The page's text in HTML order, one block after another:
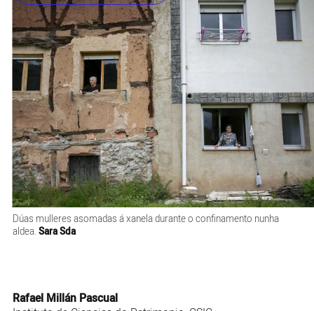
Dúas mulleres asomadas á xanela durante o confinamento nunha
aldea. Sara Sda
Rafael Millán Pascual